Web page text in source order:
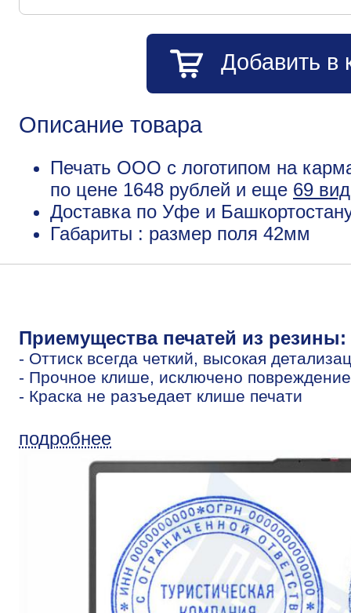
Добавить в
Описание товара
Печать ООО с логотипом на
по цене 1648 рублей и еще 69
Доставка по Уфе и
Габариты : размер поля 42мм
Приемущества печатей из резины:
- Оттиск всегда четкий, высокая
- Прочное клише, исключено
- Краска не разъедает клише печати
подробнее